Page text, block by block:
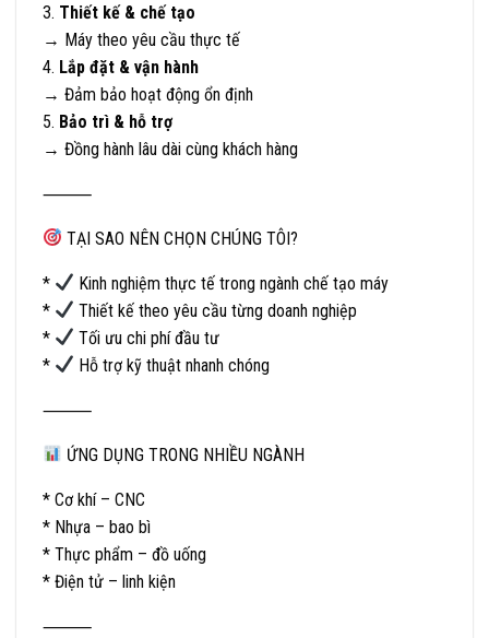
3. Thiết kế & chế tạo
→ Máy theo yêu cầu thực tế
4. Lắp đặt & vận hành
→ Đảm bảo hoạt động ổn định
5. Bảo trì & hỗ trợ
→ Đồng hành lâu dài cùng khách hàng
⸻
TẠI SAO NÊN CHỌN CHÚNG TÔI?
*
Kinh nghiệm thực tế trong ngành chế tạo máy
*
Thiết kế theo yêu cầu từng doanh nghiệp
*
Tối ưu chi phí đầu tư
*
Hỗ trợ kỹ thuật nhanh chóng
⸻
ỨNG DỤNG TRONG NHIỀU NGÀNH
* Cơ khí – CNC
* Nhựa – bao bì
* Thực phẩm – đồ uống
* Điện tử – linh kiện
⸻